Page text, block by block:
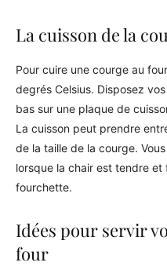
La cuisson de la
Pour cuire une courge au
degrés Celsius. Disposez
bas sur une plaque de
La cuisson peut prendre
de la taille de la courge.
lorsque la chair est tendre
fourchette.
Idées pour servir
four